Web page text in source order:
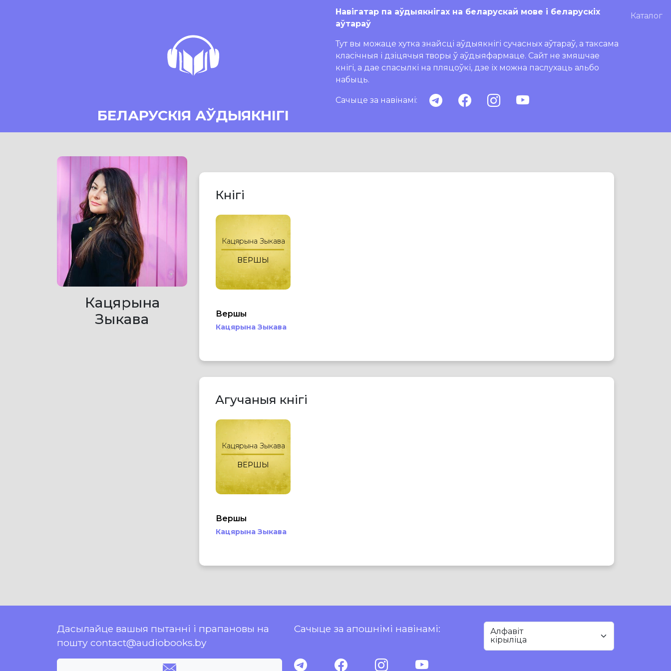
БЕЛАРУСКІЯ АЎДЫЯКНІГІ
Навігатар па аўдыякнігах на беларускай мове і беларускіх
аўтараў
Тут вы можаце хутка знайсці аўдыякнігі сучасных аўтараў, а таксама
класічныя і дзіцячыя творы ў аўдыяфармаце. Сайт не змяшчае
кнігі, а дае спасылкі на пляцоўкі, дзе іх можна паслухаць альбо
набыць.
Сачыце за навінамі:
Каталог
Кацярына
Зыкава
Кнігі
Кацярына Зыкава
ВЕРШЫ
Вершы
Кацярына Зыкава
Агучаныя кнігі
Кацярына Зыкава
ВЕРШЫ
Вершы
Кацярына Зыкава
Дасылайце вашыя пытанні і прапановы на
пошту contact@audiobooks.by
Сачыце за апошнімі навінамі: Алфавіт